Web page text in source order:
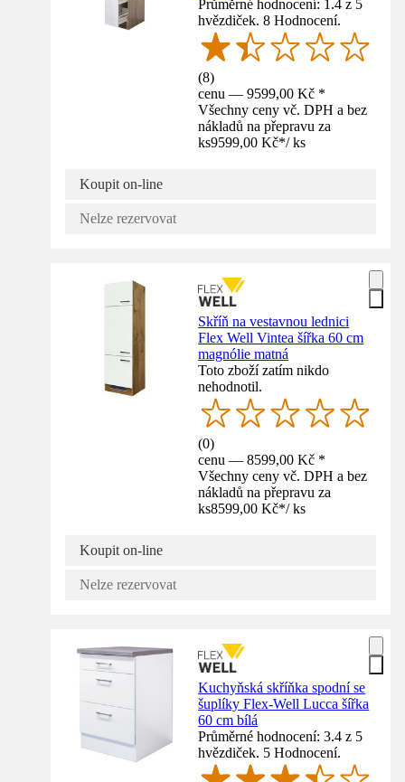
Průměrné hodnocení: 1.4 z 5
hvězdiček. 8 Hodnocení.
(8)
cenu — 9599,00 Kč *
Všechny ceny vč. DPH a bez
nákladů na přepravu za
ks9599,00 Kč*/ ks
Koupit on-line
Nelze rezervovat
Skříň na vestavnou lednici
Flex Well Vintea šířka 60 cm
magnólie matná
Toto zboží zatím nikdo
nehodnotil.
(0)
cenu — 8599,00 Kč *
Všechny ceny vč. DPH a bez
nákladů na přepravu za
ks8599,00 Kč*/ ks
Koupit on-line
Nelze rezervovat
Kuchyňská skříňka spodní se
šuplíky Flex-Well Lucca šířka
60 cm bílá
Průměrné hodnocení: 3.4 z 5
hvězdiček. 5 Hodnocení.